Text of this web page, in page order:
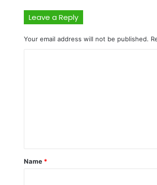
Leave a Reply
Your email address will not be published.
*
Name *